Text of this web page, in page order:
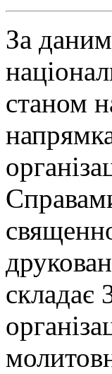
За
станом
складає